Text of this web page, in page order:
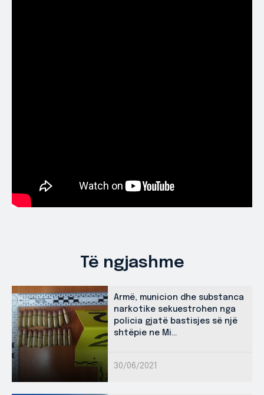
Të ngjashme
Armë, municion dhe substanca
narkotike sekuestrohen nga
policia gjatë bastisjes së një
shtëpie ne Mi...
30/06/2021